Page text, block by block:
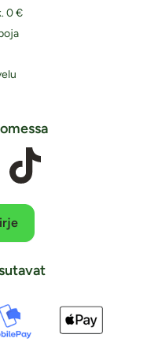
0 €